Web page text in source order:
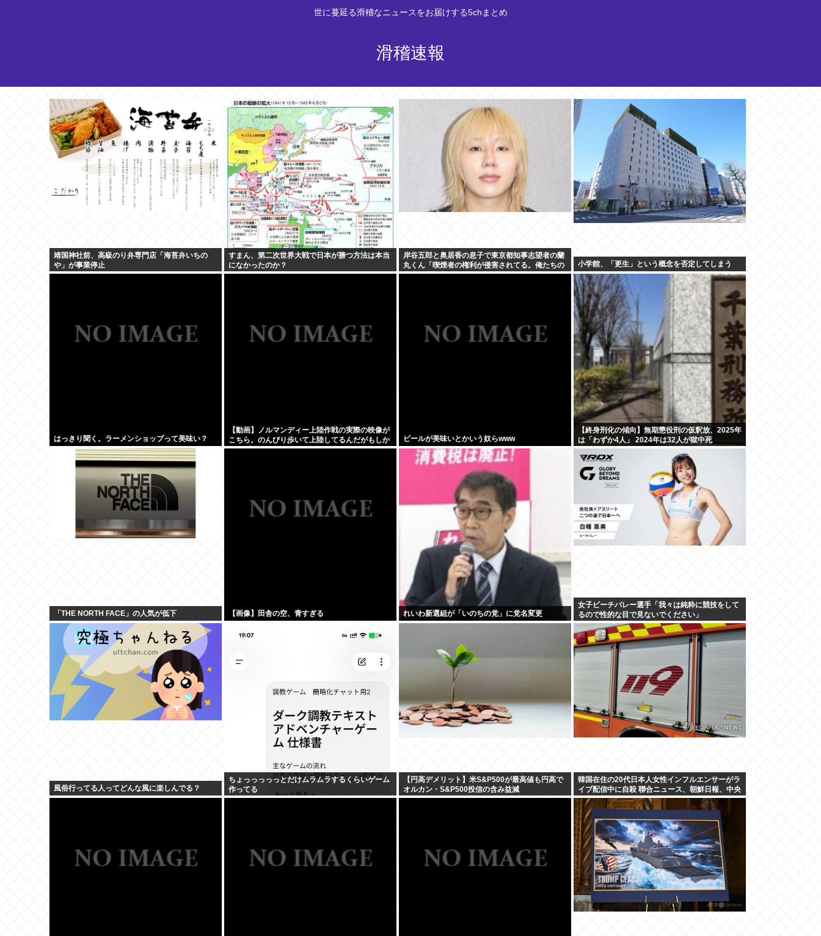
世に蔓延る滑稽なニュースをお届けする5chまとめ
滑稽速報
靖国神社前、高級のり弁専門店「海苔弁いちの
や」が事業停止
すまん、第二次世界大戦で日本が勝つ方法は本当
になかったのか？
岸谷五郎と奥居香の息子で東京都知事志望者の蘭
丸くん「喫煙者の権利が侵害されてる。俺たちの
税金で喫煙所を作ってください」
小学館、「更生」という概念を否定してしまう
はっきり聞く。ラーメンショップって美味い？
【動画】ノルマンディー上陸作戦の実際の映像が
こちら。のんびり歩いて上陸してるんだがもしか
してプライベートライアンって嘘？
ビールが美味いとかいう奴らwww
【終身刑化の傾向】無期懲役刑の仮釈放、2025年
は「わずか4人」 2024年は32人が獄中死
「THE NORTH FACE」の人気が低下 【画像】田舎の空、青すぎる れいわ新選組が「いのちの党」に党名変更
女子ビーチバレー選手「我々は純粋に競技をして
るので性的な目で見ないでください」
風俗行ってる人ってどんな風に楽しんでる？
ちょっっっっっとだけムラムラするくらいゲーム
作ってる
【円高デメリット】米S&P500が最高値も円高で
オルカン・S&P500投信の含み益減
韓国在住の20代日本人女性インフルエンサーがラ
イブ配信中に自殺 聯合ニュース、朝鮮日報、中央
日報が報道